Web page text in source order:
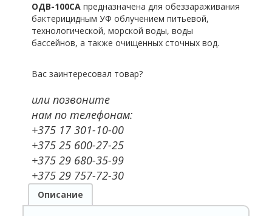
ОДВ-100САпредназначена для обеззараживания
бактерицидным УФ облучением питьевой,
технологической, морской воды, воды
бассейнов, а также очищенных сточных вод.
Вас заинтересовал товар?
или позвоните
нам по телефонам:
+375 17 301-10-00
+375 25 600-27-25
+375 29 680-35-99
+375 29 757-72-30
Описание